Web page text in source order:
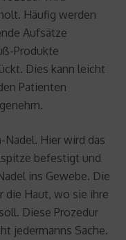
Häufig werden
Aufsätze
Produkte
Dies kann leicht
Patienten
Hier wird das
befestigt und
ins Gewebe. Die
die Haut, wo sie ihre
Diese Prozedur
jedermanns Sache.